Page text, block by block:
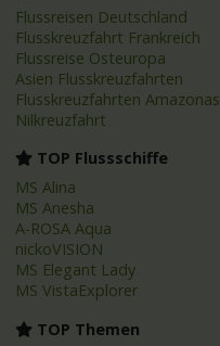
Flussreisen Deutschland
Flusskreuzfahrt Frankreich
Flussreise Osteuropa
Asien Flusskreuzfahrten
Flusskreuzfahrten Amazonas
Nilkreuzfahrt
TOP Flussschiffe
MS Alina
MS Anesha
A-ROSA Aqua
nickoVISION
MS Elegant Lady
MS VistaExplorer
TOP Themen